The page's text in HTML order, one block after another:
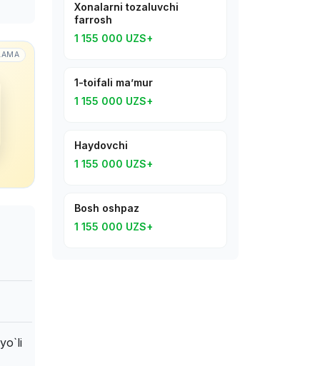
Xonalarni tozaluvchi
farrosh
1 155 000 UZS+
1-toifali ma’mur
1 155 000 UZS+
Haydovchi
1 155 000 UZS+
Bosh oshpaz
1 155 000 UZS+